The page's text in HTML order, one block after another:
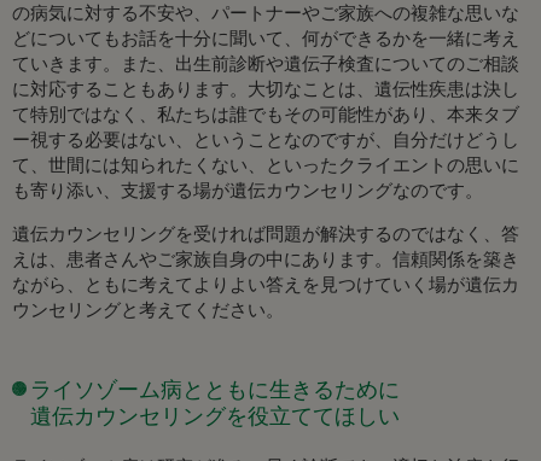
の病気に対する不安や、パートナーやご家族への複雑な思いな
どについてもお話を十分に聞いて、何ができるかを一緒に考え
ていきます。また、出生前診断や遺伝子検査についてのご相談
に対応することもあります。大切なことは、遺伝性疾患は決し
て特別ではなく、私たちは誰でもその可能性があり、本来タブ
ー視する必要はない、ということなのですが、自分だけどうし
て、世間には知られたくない、といったクライエントの思いに
も寄り添い、支援する場が遺伝カウンセリングなのです。
遺伝カウンセリングを受ければ問題が解決するのではなく、答
えは、患者さんやご家族自身の中にあります。信頼関係を築き
ながら、ともに考えてよりよい答えを見つけていく場が遺伝カ
ウンセリングと考えてください。
ライソゾーム病とともに生きるために
遺伝カウンセリングを役立ててほしい